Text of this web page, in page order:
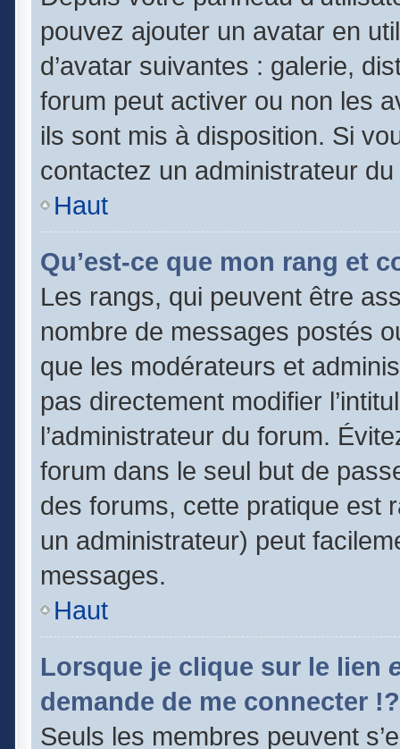
pouvez ajouter un avatar en
d’avatar suivantes : galerie,
forum peut activer ou non les
ils sont mis à disposition. Si
contactez un administrateur
Haut
Qu’est-ce que mon rang et
Les rangs, qui peuvent être
nombre de messages postés
que les modérateurs et
pas directement modifier
l’administrateur du forum.
forum dans le seul but de
des forums, cette pratique est
un administrateur) peut
messages.
Haut
Lorsque je clique sur le lien
demande de me connecter !?
Seuls les membres peuvent